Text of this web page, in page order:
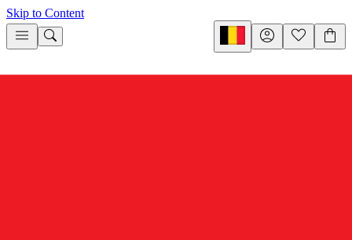
Skip to Content